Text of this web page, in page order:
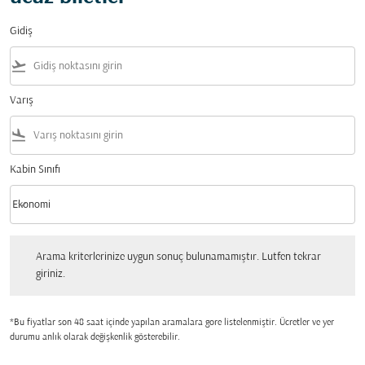
Gidiş
flight_takeoff
Varış
flight_land
Kabin Sınıfı
Kabin Sınıfı option Ekonomi Selected
Ekonomi
keyboard_arrow_down
Arama kriterlerinize uygun sonuç bulunamamıştır. Lutfen tekrar
giriniz.
*Bu fiyatlar son 48 saat içinde yapılan aramalara gore listelenmiştir. Ücretler ve yer
durumu anlık olarak değişkenlik gösterebilir.